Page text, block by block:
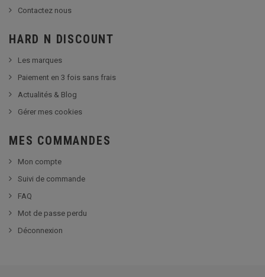
Contactez nous
HARD N DISCOUNT
Les marques
Paiement en 3 fois sans frais
Actualités & Blog
Gérer mes cookies
MES COMMANDES
Mon compte
Suivi de commande
FAQ
Mot de passe perdu
Déconnexion